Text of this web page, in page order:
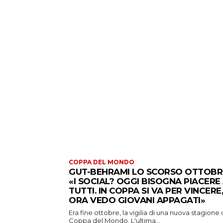
COPPA DEL MONDO
GUT-BEHRAMI LO SCORSO
«I SOCIAL? OGGI BISOGNA PIACERE
TUTTI. IN COPPA SI VA PER VINCERE,
ORA VEDO GIOVANI APPAGATI»
Era fine ottobre, la vigilia di una nuova stagione
Coppa del Mondo. L'ultima...